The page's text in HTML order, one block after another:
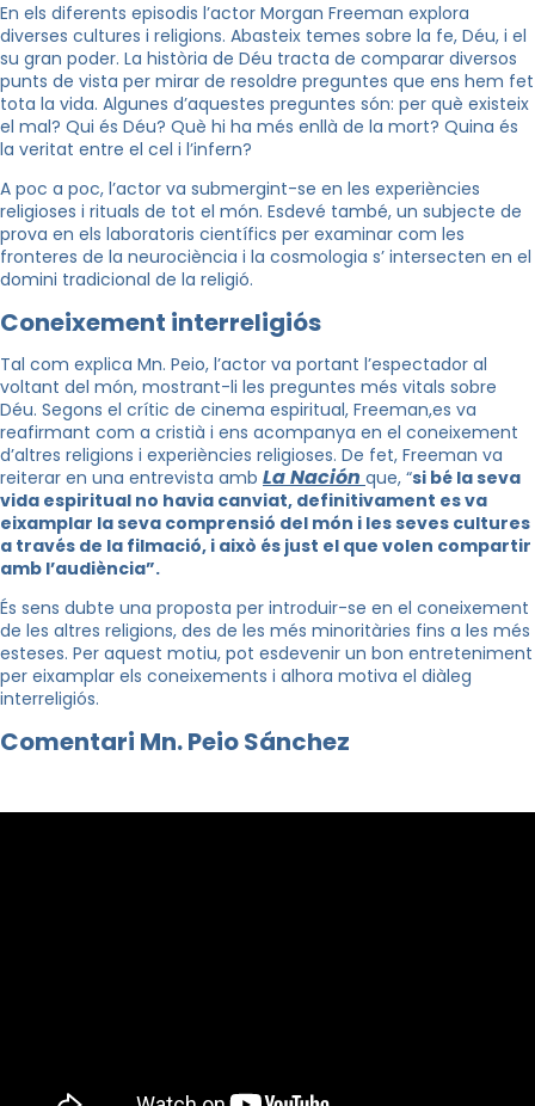
En els diferents episodis l’actor Morgan Freeman explora
diverses cultures i religions. Abasteix temes sobre la fe, Déu, i el
su gran poder. La història de Déu tracta de comparar diversos
punts de vista per mirar de resoldre preguntes que ens hem fet
tota la vida. Algunes d’aquestes preguntes són: per què existeix
el mal? Qui és Déu? Què hi ha més enllà de la mort? Quina és
la veritat entre el cel i l’infern?
A poc a poc, l’actor va submergint-se en les experiències
religioses i rituals de tot el món. Esdevé també, un subjecte de
prova en els laboratoris científics per examinar com les
fronteres de la neurociència i la cosmologia s’ intersecten en el
domini tradicional de la religió.
Coneixement interreligiós
Tal com explica Mn. Peio, l’actor va portant l’espectador al
voltant del món, mostrant-li les preguntes més vitals sobre
Déu. Segons el crític de cinema espiritual, Freeman,es va
reafirmant com a cristià i ens acompanya en el coneixement
d’altres religions i experiències religioses. De fet, Freeman va
reiterar en una entrevista amb La Nación que, “si bé la seva
vida espiritual no havia canviat, definitivament es va
eixamplar la seva comprensió del món i les seves cultures
a través de la filmació, i això és just el que volen compartir
amb l’audiència”.
És sens dubte una proposta per introduir-se en el coneixement
de les altres religions, des de les més minoritàries fins a les més
esteses. Per aquest motiu, pot esdevenir un bon entreteniment
per eixamplar els coneixements i alhora motiva el diàleg
interreligiós.
Comentari Mn. Peio Sánchez